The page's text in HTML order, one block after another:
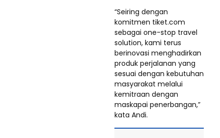
“Seiring dengan
komitmen tiket.com
sebagai one-stop travel
solution, kami terus
berinovasi menghadirkan
produk perjalanan yang
sesuai dengan kebutuhan
masyarakat melalui
kemitraan dengan
maskapai penerbangan,”
kata Andi.